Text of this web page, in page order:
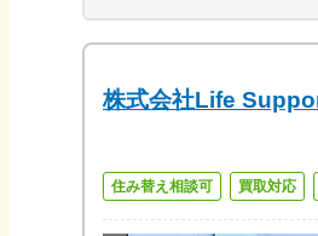
株式会社Life
住み替え相談可 買取対応